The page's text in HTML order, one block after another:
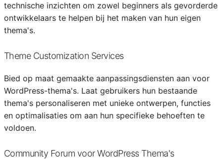
technische inzichten om zowel beginners als gevorderde
ontwikkelaars te helpen bij het maken van hun eigen
thema's.
Theme Customization Services
Bied op maat gemaakte aanpassingsdiensten aan voor
WordPress-thema's. Laat gebruikers hun bestaande
thema's personaliseren met unieke ontwerpen, functies
en optimalisaties om aan hun specifieke behoeften te
voldoen.
Community Forum voor WordPress Thema's